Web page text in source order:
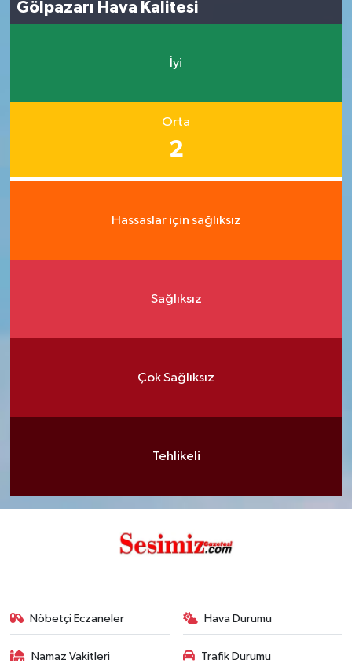
Gölpazarı Hava Kalitesi
İyi
Orta
2
Hassaslar için sağlıksız
Sağlıksız
Çok Sağlıksız
Tehlikeli
Nöbetçi Eczaneler Hava Durumu
Namaz Vakitleri Trafik Durumu